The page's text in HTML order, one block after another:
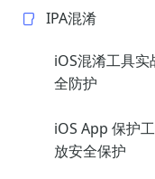
IPA混淆
iOS混淆工具
全防护
iOS App 保护
放安全保护